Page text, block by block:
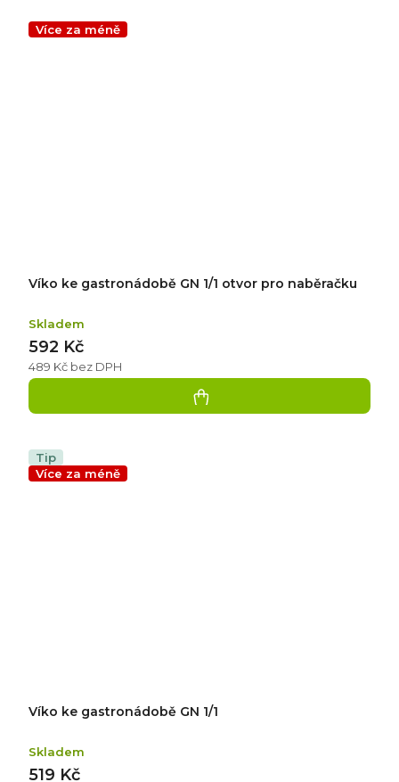
Více za méně
Víko ke gastronádobě GN 1/1 otvor pro naběračku
Skladem
489 Kč bez DPH
592 Kč
Tip
Více za méně
Víko ke gastronádobě GN 1/1
Skladem
519 Kč